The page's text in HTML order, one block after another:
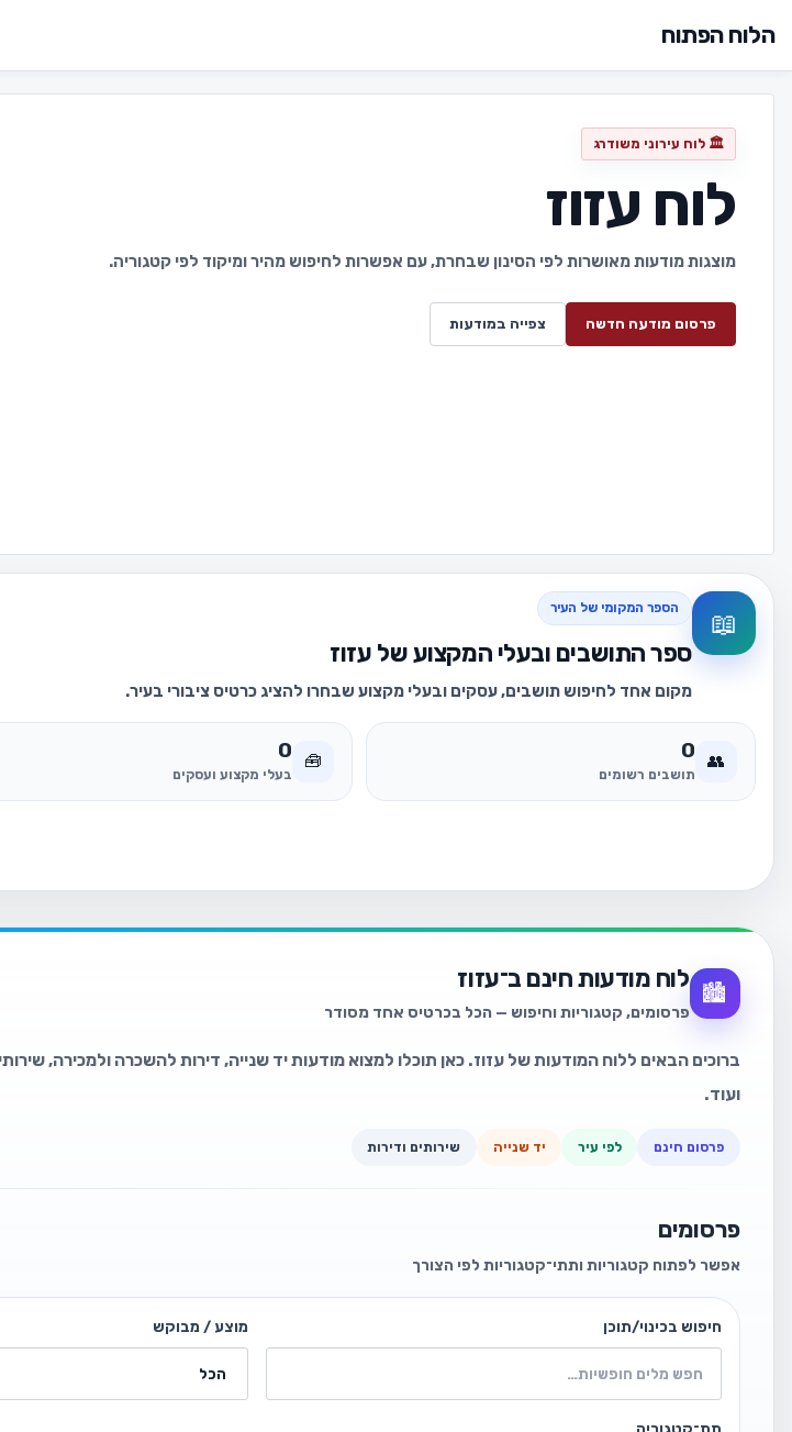
הלוח הפתוח
🏛️ לוח עירוני משודרג
לוח עזוז
מוצגות מודעות מאושרות לפי הסינון שבחרת, עם אפשרות לחיפוש מהיר ומיקוד לפי קטגוריה.
פרסום מודעה חדשה צפייה במודעות
📖 הספר המקומי של העיר
ספר התושבים ובעלי המקצוע של עזוז
מקום אחד לחיפוש תושבים, עסקים ובעלי מקצוע שבחרו להציג כרטיס ציבורי בעיר.
👥
0
תושבים רשומים
🧰
0
בעלי מקצוע ועסקים
🏙️
לוח מודעות חינם ב־עזוז
פרסומים, קטגוריות וחיפוש — הכל בכרטיס אחד מסודר
ברוכים הבאים ללוח המודעות של עזוז. כאן תוכלו למצוא מודעות יד שנייה, דירות להשכרה ולמכירה,
ועוד.
פרסום חינם לפי עיר יד שנייה שירותים ודירות
פרסומים
אפשר לפתוח קטגוריות ותתי־קטגוריות לפי הצורך
חיפוש בכינוי/תוכן מוצע / מבוקש